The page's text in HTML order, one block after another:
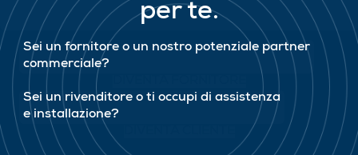
per te.
Sei un fornitore o un nostro potenziale partner
commerciale?
Sei un rivenditore o ti occupi di assistenza
e installazione?